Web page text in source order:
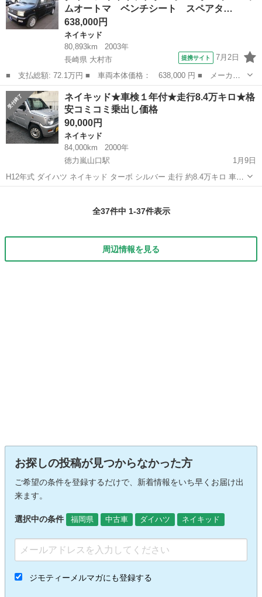
ムオートマ ベンチシート スペアタ…
638,000円
ネイキッド
80,893km
2003年
長崎県 大村市
提携サイト 7月2日
■ 支払総額: 72.1万円 ■ 車両本体価格： 638,000 円 ■ メーカー
名： ダイハツ ■ 車種名： ネイキッド ■ グレード名： ターボ
Ｆ ターボ コラムオートマ ベンチシート スペアタイヤ 純正ア
ルミホイール...
長崎 大村市 ネイキッド
ネイキッド★車検１年付★走行8.4万キロ★格
安コミコミ乗出し価格
90,000円
ネイキッド
84,000km
2000年
徳力嵐山口駅
1月9日
H12年式 ダイハツ ネイキッド ターボ シルバー 走行 約8.4万キロ 車検
31年１月24日までたっぷりあります。 不具合特にありません。 燃費
全37件中 1-37件表示
周辺情報を見る
お探しの投稿が見つからなかった方
ご希望の条件を登録するだけで、新着情報をいち早くお届け出
来ます。
選択中の条件 福岡県 中古車 ダイハツ ネイキッド
ジモティーメルマガにも登録する